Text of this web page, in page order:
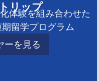
リップ
体験を組み合わせた
留学プログラム
ーを見る